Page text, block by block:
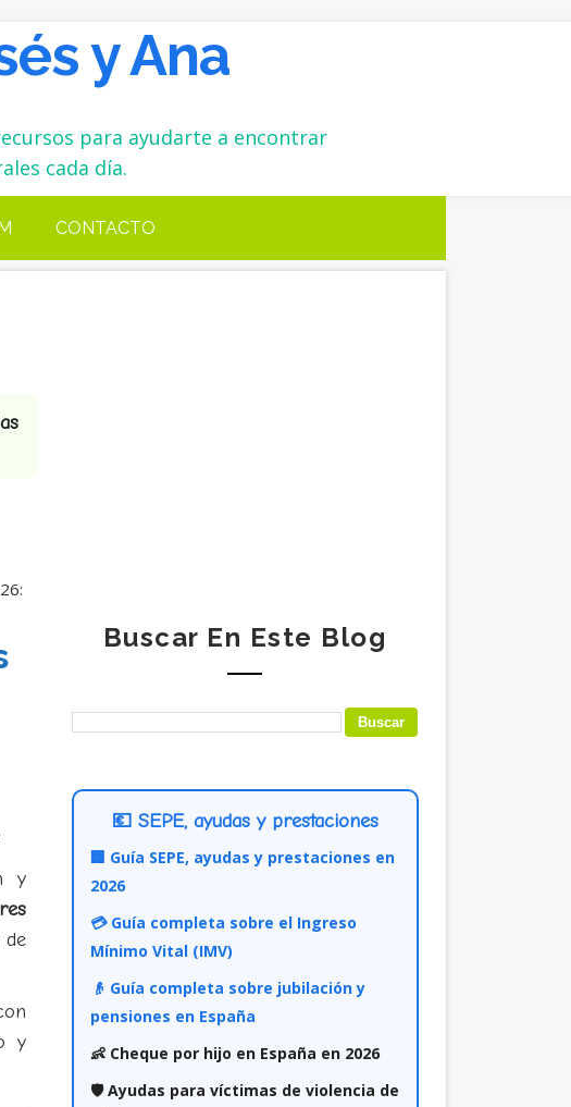
y Ana
para ayudarte a encontrar
cada día.
CONTACTO
y
y
Buscar En Este Blog
💶 SEPE, ayudas y prestaciones
🏢 Guía SEPE, ayudas y prestaciones en
2026
💳 Guía completa sobre el Ingreso
Mínimo Vital (IMV)
👴 Guía completa sobre jubilación y
pensiones en España
👶 Cheque por hijo en España en 2026
🛡️ Ayudas para víctimas de violencia de